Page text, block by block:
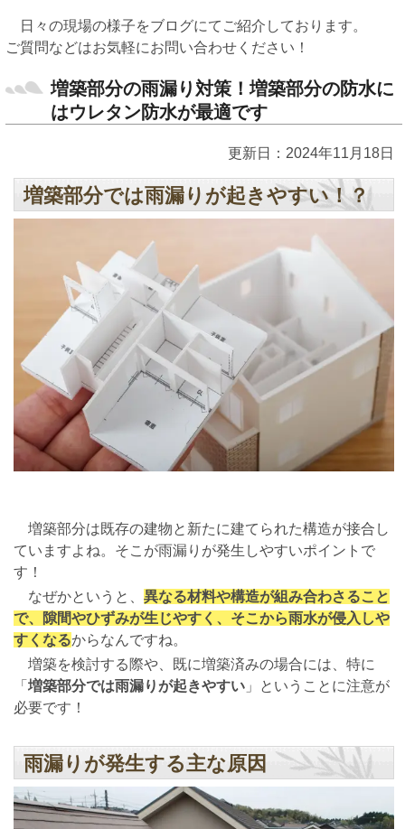
日々の現場の様子をブログにてご紹介しております。
ご質問などはお気軽にお問い合わせください！
増築部分の雨漏り対策！増築部分の防水に
はウレタン防水が最適です
更新日：2024年11月18日
増築部分では雨漏りが起きやすい！？
増築部分は既存の建物と新たに建てられた構造が接合し
ていますよね。そこが雨漏りが発生しやすいポイントで
す！
なぜかというと、 異なる材料や構造が組み合わさること
で、隙間やひずみが生じやすく、そこから雨水が侵入しや
すくなるからなんですね。
増築を検討する際や、既に増築済みの場合には、特に
「 増築部分では雨漏りが起きやすい」ということに注意が
必要です！
雨漏りが発生する主な原因